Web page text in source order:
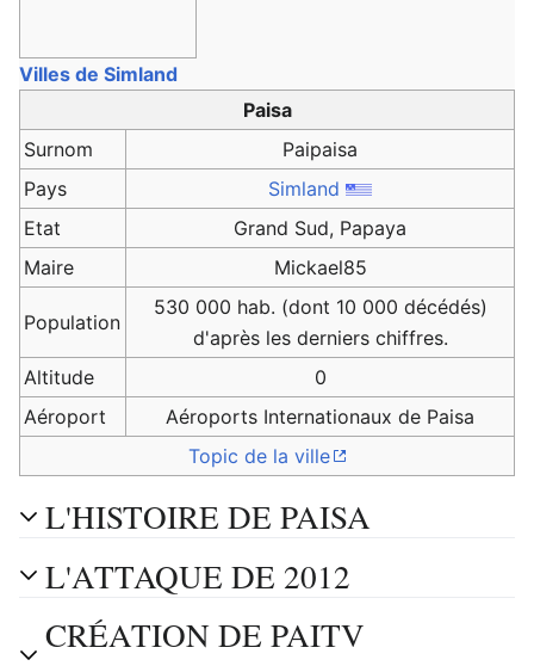
Villes de Simland
Paisa
Surnom
Paipaisa
Pays
Simland
Etat
Grand Sud, Papaya
Maire
Mickael85
Population
530 000 hab. (dont 10 000 décédés)
d'après les derniers chiffres.
Altitude
0
Aéroport
Aéroports Internationaux de Paisa
Topic de la ville
L'HISTOIRE DE PAISA
L'ATTAQUE DE 2012
CRÉATION DE PAITV